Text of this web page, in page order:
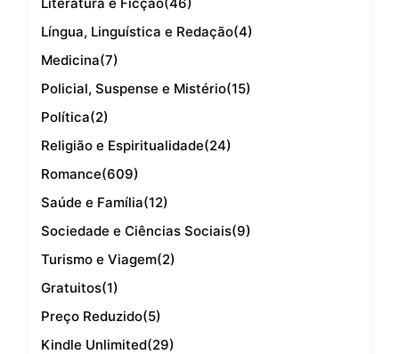
Língua, Linguística e Redação(4)
Medicina(7)
Policial, Suspense e Mistério(15)
Política(2)
Religião e Espiritualidade(24)
Romance(609)
Saúde e Família(12)
Sociedade e Ciências Sociais(9)
Turismo e Viagem(2)
Gratuitos(1)
Preço Reduzido(5)
Kindle Unlimited(29)